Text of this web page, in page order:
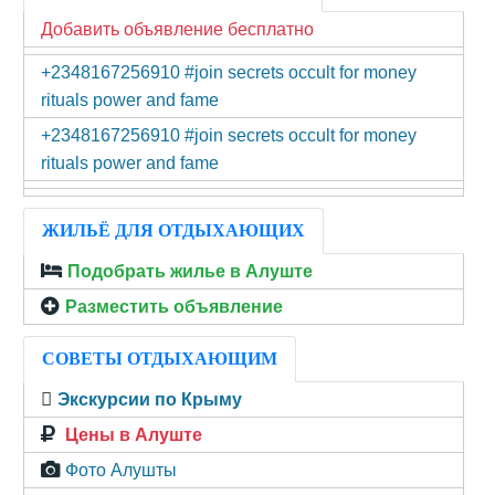
Добавить объявление бесплатно
+2348167256910 #join secrets occult for money
rituals power and fame
+2348167256910 #join secrets occult for money
rituals power and fame
ЖИЛЬЁ ДЛЯ ОТДЫХАЮЩИХ
Подобрать жилье в Алуште
Разместить объявление
СОВЕТЫ ОТДЫХАЮЩИМ
Экскурсии по Крыму
Цены в Алуште
Фото Алушты